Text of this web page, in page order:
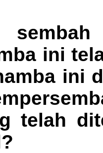
ini
ini
telah